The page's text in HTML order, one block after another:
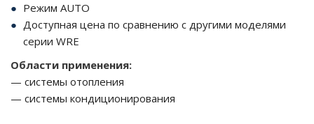
Режим AUTO
Доступная цена по сравнению с другими моделями
серии WRE
Области применения:
— системы отопления
— системы кондиционирования